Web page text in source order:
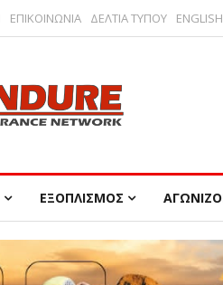
ΕΠΙΚΟΙΝΩΝΙΑ ΔΕΛΤΙΑ ΤΥΠΟΥ ENGLISH
ΕΞΟΠΛΙΣΜΟΣ